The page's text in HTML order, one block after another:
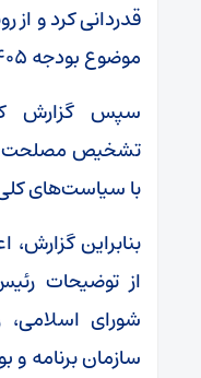
قدردانی کرد و از
موضوع بودجه ۱۴۰۵ خبر داد.
سپس گزارش
تشخیص مصلحت
با سیاست‌های
بنابراین
از توضیحات
شورای
سازمان برنامه و